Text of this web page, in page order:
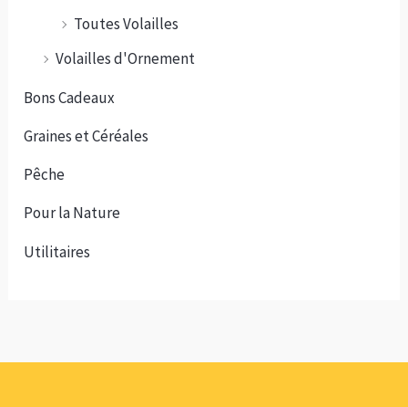
Toutes Volailles
Volailles d'Ornement
Bons Cadeaux
Graines et Céréales
Pêche
Pour la Nature
Utilitaires